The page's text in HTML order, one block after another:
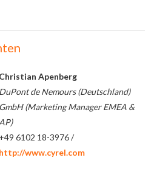
Christian Apenberg
DuPont de Nemours (Deutschland)
GmbH (Marketing Manager EMEA &
AP)
+49 6102 18-3976 /
http://www.cyrel.com